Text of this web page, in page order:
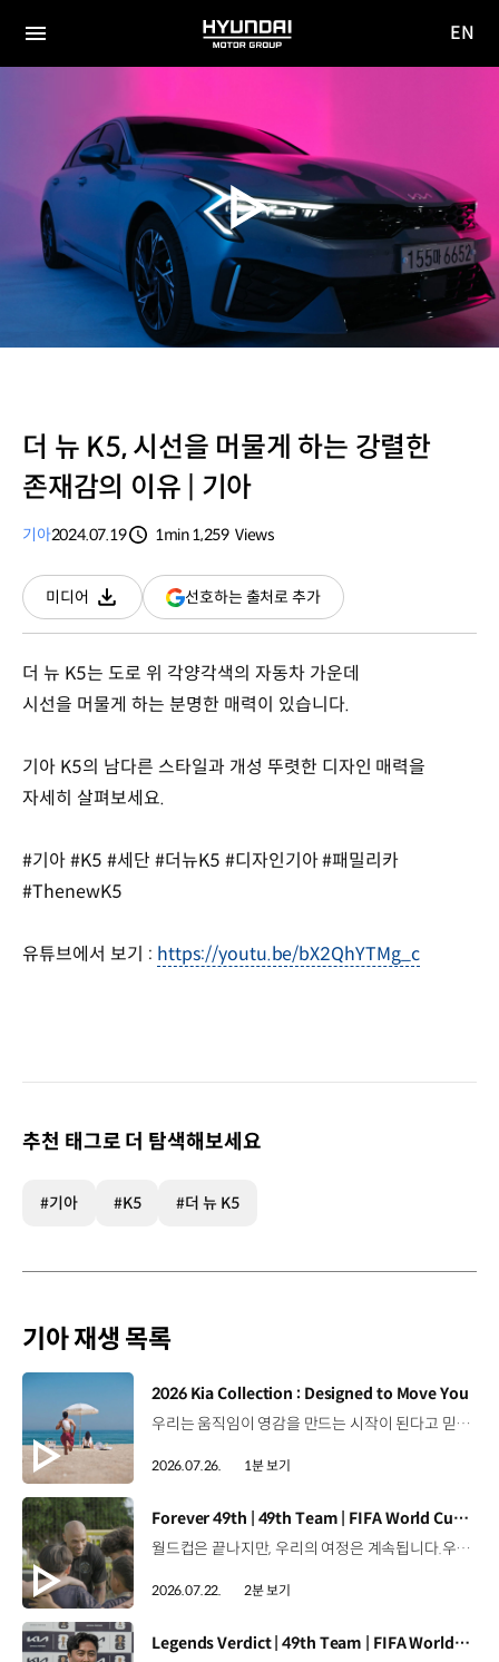
전체
HYUNDAI
MOTOR
EN
더 뉴 K5, 시선을 머물게 하는 강렬한
존재감의 이유 | 기아
기아2024.07.19
1min1,259 Views
미디어
다운로드
선호하는 출처로 추가(새
창
더 뉴 K5는 도로 위 각양각색의 자동차 가운데
시선을 머물게 하는 분명한 매력이 있습니다.
기아 K5의 남다른 스타일과 개성 뚜렷한 디자인 매력을
자세히 살펴보세요.
#기아 #K5 #세단 #더뉴K5 #디자인기아 #패밀리카
#ThenewK5
유튜브에서 보기 : https://youtu.be/bX2QhYTMg_c
추천 태그로 더 탐색해보세요
#기아 #K5 #더 뉴 K5
기아 재생 목록
[동영상]
2026 Kia Collection : Designed to Move You
우리는 움직임이 영감을 만드는 시작이 된다고 믿습니다. 기아만의 Movement로 당신의 일상에 영감을 더해줄 2026 Kia Collection을 만나보세요. Designed to move you. Kia Collection 자세히 보기 ▶ #Kia #기아 #KiaCollection #기아컬렉션 #Designedtomoveyou #lifestyle
2026.07.26. 1분 보기
[동영상]
Forever 49th | 49th Team | FIFA World Cup 2026™
월드컵은 끝나지만, 우리의 여정은 계속됩니다.우리는 영원한 49번째 팀입니다. 자세히 보기 ▶ #Kia #InspirationConnectsUsAll #49thTeam #OMBC #FIFAWorldCup2026 유튜브 쇼츠 보기 >
2026.07.22. 2분 보기
[동영상]
Legends Verdict | 49th Team | FIFA World Cup 2026™